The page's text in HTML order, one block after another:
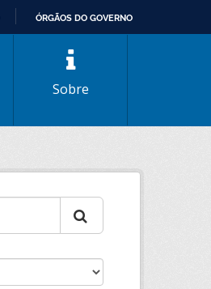
ÓRGÃOS DO GOVERNO
Sobre